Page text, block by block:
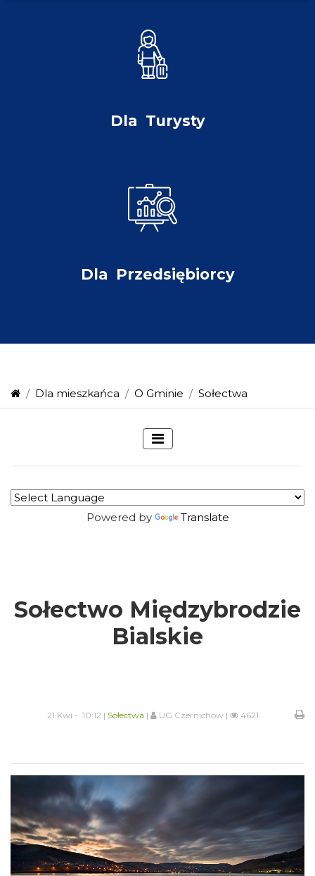
Dla Turysty
Dla Przedsiębiorcy
Dla mieszkańca O Gminie Sołectwa
Powered by Translate
Sołectwo Międzybrodzie
Bialskie
21 Kwi - 10:12 | Sołectwa | UG Czernichów | 4621